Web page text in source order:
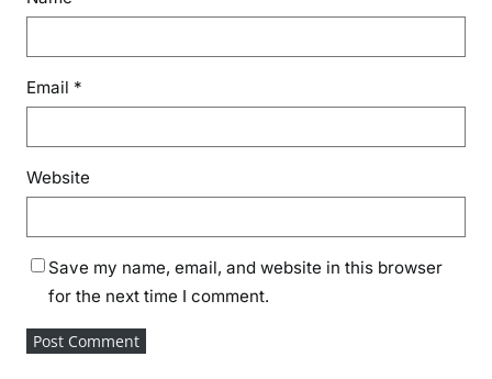
Email *
Website
Save my name, email, and website in this browser
for the next time I comment.